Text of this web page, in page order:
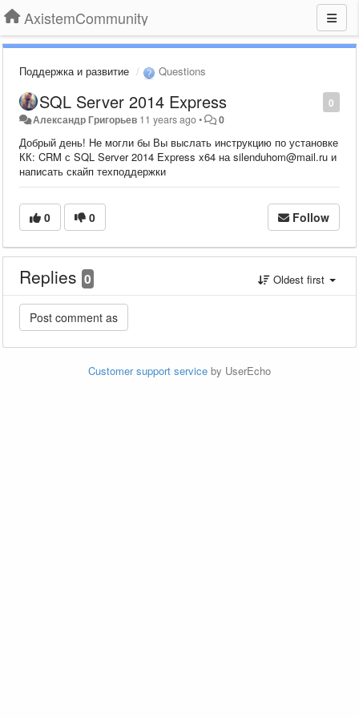
AxistemCommunity
Поддержка и развитие Questions
0
SQL Server 2014 Express
Александр Григорьев 11 years ago• 0
Добрый день! Не могли бы Вы выслать инструкцию по установке
КК: CRM с SQL Server 2014 Express x64 на silenduhom@mail.ru и
написать скайп техподдержки
0 0 Follow
Replies 0 Oldest first
Customer support service by UserEcho